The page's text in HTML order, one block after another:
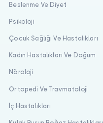
Beslenme Ve Diyet
Psikoloji
Çocuk Sağlığı Ve Hastalıkları
Kadın Hastalıkları Ve Doğum
Nöroloji
Ortopedi Ve Travmatoloji
İç Hastalıkları